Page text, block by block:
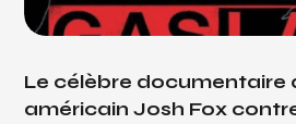
Le célèbre documentaire
américain Josh Fox